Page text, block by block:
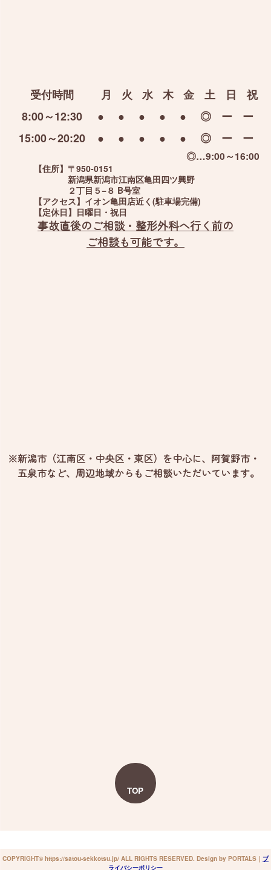
受付時間 月 火 水 木 金 土 日
祝
8:00～12:30
● ● ● ● ● ◎ ー
ー
15:00～20:20
● ● ● ● ● ◎ ー ー
◎…9:00～16:00
【住所】 〒950-0151
新潟県新潟市江南区亀田四ツ興野
２丁目５−８ B号室
【アクセス】 イオン亀田店近く(駐車場完備)
【定休日】 日曜日・祝日
事故直後のご相談・整形外科へ行く前の
ご相談も可能です。
※新潟市（江南区・中央区・東区）を中心に、阿賀野市・
五泉市など、周辺地域からもご相談いただいています。
TOP
COPYRIGHT© https://satou-sekkotsu.jp/ ALL RIGHTS RESERVED. Design by PORTALS ｜ プ
ライバシーポリシー